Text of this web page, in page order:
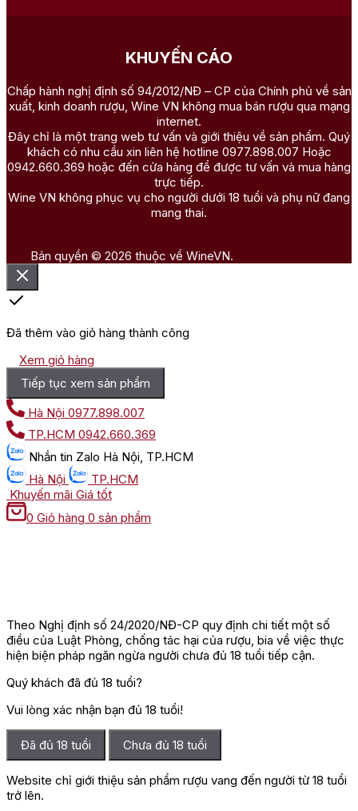
KHUYẾN CÁO
Chấp hành nghị định số 94/2012/NĐ – CP của Chính phủ về sản
xuất, kinh doanh rượu, Wine VN không mua bán rượu qua mạng
internet.
Đây chỉ là một trang web tư vấn và giới thiệu về sản phẩm. Quý
khách có nhu cầu xin liên hệ hotline 0977.898.007 Hoặc
0942.660.369 hoặc đến cửa hàng để được tư vấn và mua hàng
trực tiếp.
Wine VN không phục vụ cho người dưới 18 tuổi và phụ nữ đang
mang thai.
Bản quyền © 2026 thuộc về WineVN.
Đã thêm vào giỏ hàng thành công
Xem giỏ hàng
Tiếp tục xem sản phẩm
Hà Nội 0977.898.007
TP.HCM 0942.660.369
Nhắn tin Zalo Hà Nội, TP.HCM
Hà Nội
TP.HCM
Khuyến mãi Giá tốt
0 Giỏ hàng 0 sản phẩm
Theo Nghị định số 24/2020/NĐ-CP quy định chi tiết một số
điều của Luật Phòng, chống tác hại của rượu, bia về việc thực
hiện biện pháp ngăn ngừa người chưa đủ 18 tuổi tiếp cận.
Quý khách đã đủ 18 tuổi?
Vui lòng xác nhận bạn đủ 18 tuổi!
Đã đủ 18 tuổi Chưa đủ 18 tuổi
Website chỉ giới thiệu sản phẩm rượu vang đến người từ 18 tuổi
trở lên.